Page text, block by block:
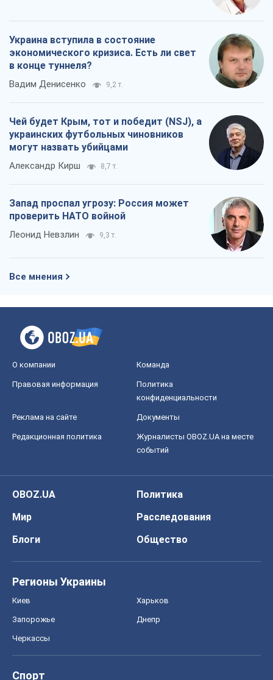
Украина вступила в состояние
экономического кризиса. Есть ли свет
в конце туннеля?
Вадим Денисенко 9,2 т.
Чей будет Крым, тот и победит (NSJ), а
украинских футбольных чиновников
могут назвать убийцами
Александр Кирш 8,7 т.
Запад проспал угрозу: Россия может
проверить НАТО войной
Леонид Невзлин 9,3 т.
Все мнения
О компании Команда
Правовая информация
Политика
конфиденциальности
Реклама на сайте Документы
Редакционная политика
Журналисты OBOZ.UA на месте
событий
OBOZ.UA
Политика
Мир
Расследования
Блоги
Общество
Регионы Украины
Киев Харьков
Запорожье Днепр
Черкассы
Спорт